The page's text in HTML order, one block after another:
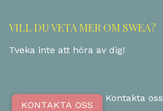
VILL DU VETA MER OM SWEA?
Tveka inte att höra av dig!
KONTAKTA OSS
Kontakta oss